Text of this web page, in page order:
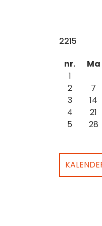
2215
nr.
Ma
1
2
7
3
14
4
21
5
28